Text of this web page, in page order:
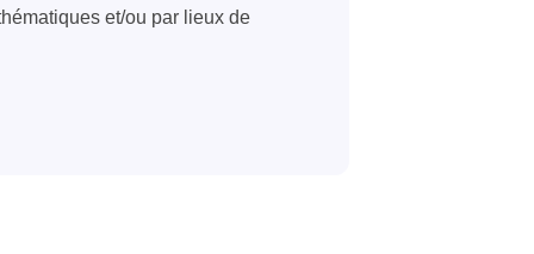
et/ou par lieux de